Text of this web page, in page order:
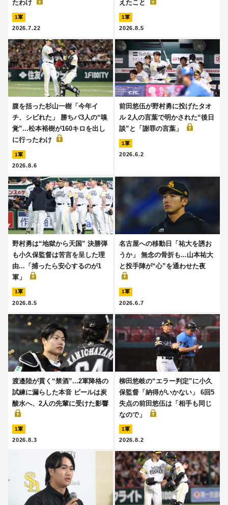
たわけ
1軍
2026.7.22
えたこと
1軍
2026.8.5
腹を括った杉山一樹「今年イ
チ、シビれた」 勝ちパ3人の“嗅
覚”...松本裕樹が160キロを出し
に行ったわけ
1軍
2026.8.6
前田悠伍が野村勇に投げたタオ
ル 2人の言葉で明かされた“後日
談”と「謝罪の言葉」
1軍
2026.6.2
野村勇は“地獄から天国” 決勝弾
も小久保監督は苦言を呈した理
由...「捕ったら安心するのが1
軍」
1軍
2026.8.5
名古屋への移動日「祐大を誘お
うか」 無念の骨折も...山本祐大
と投手陣が“心”を通わせた夜
1軍
2026.6.7
渡邉陸が貫く“禁酒”...2軍降格の
試練に漏らした本音 ビールは炭
酸水へ、2人の先輩に受けた影響
1軍
2026.8.3
柳田悠岐の“エラー判定”に小久
保監督「納得がいかない」 6回5
失点の前田悠伍は「相手も同じ
なので」
1軍
2026.8.2